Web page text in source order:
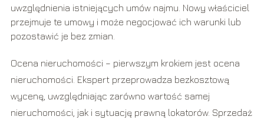
uwzględnienia istniejących umów najmu. Nowy właściciel
przejmuje te umowy i może negocjować ich warunki lub
pozostawić je bez zmian.
Ocena nieruchomości – pierwszym krokiem jest ocena
nieruchomości. Ekspert przeprowadza bezkosztową
wycenę, uwzględniając zarówno wartość samej
nieruchomości, jak i sytuację prawną lokatorów. Sprzedaż